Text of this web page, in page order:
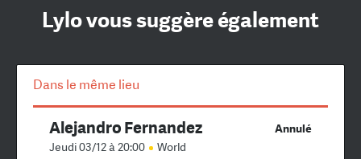
Lylo vous suggère également
Dans le même lieu
Annulé
Alejandro Fernandez
Jeudi 03/12 à 20:00 World